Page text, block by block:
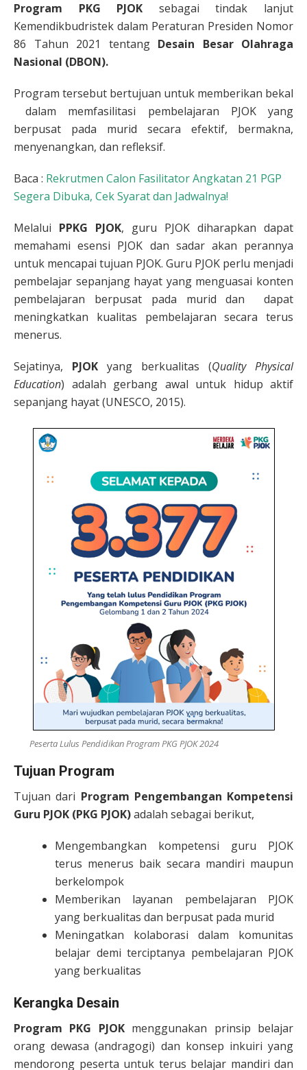
Program PKG PJOK sebagai tindak lanjut
Kemendikbudristek dalam Peraturan Presiden Nomor
86 Tahun 2021 tentang Desain Besar Olahraga
Nasional (DBON).
Program tersebut bertujuan untuk memberikan bekal
dalam memfasilitasi pembelajaran PJOK yang
berpusat pada murid secara efektif, bermakna,
menyenangkan, dan refleksif.
Baca : Rekrutmen Calon Fasilitator Angkatan 21 PGP
Segera Dibuka, Cek Syarat dan Jadwalnya!
Melalui PPKG PJOK, guru PJOK diharapkan dapat
memahami esensi PJOK dan sadar akan perannya
untuk mencapai tujuan PJOK. Guru PJOK perlu menjadi
pembelajar sepanjang hayat yang menguasai konten
pembelajaran berpusat pada murid dan dapat
meningkatkan kualitas pembelajaran secara terus
menerus.
Sejatinya, PJOK yang berkualitas (Quality Physical
Education) adalah gerbang awal untuk hidup aktif
sepanjang hayat (UNESCO, 2015).
Peserta Lulus Pendidikan Program PKG PJOK 2024
Tujuan Program
Tujuan dari Program Pengembangan Kompetensi
Guru PJOK (PKG PJOK)adalah sebagai berikut,
Mengembangkan kompetensi guru PJOK
terus menerus baik secara mandiri maupun
berkelompok
Memberikan layanan pembelajaran PJOK
yang berkualitas dan berpusat pada murid
Meningatkan kolaborasi dalam komunitas
belajar demi terciptanya pembelajaran PJOK
yang berkualitas
Kerangka Desain
Program PKG PJOKmenggunakan prinsip belajar
orang dewasa (andragogi) dan konsep inkuiri yang
mendorong peserta untuk terus belajar mandiri dan